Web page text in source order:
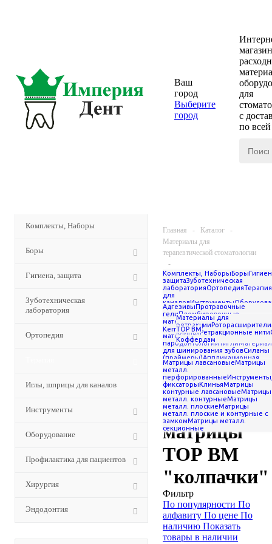
Ваш
город
Выберите
город
магазин
для
с
по
Комплекты, Наборы
Боры
Гигиена, защита
Зуботехническая
лаборатория
Ортопедия
Иглы, шприцы для каналов
Инструменты
Оборудование
Профилактика для пациентов
Хирургия
Эндодонтия
Главная - Каталог
-
Материалы для
терапевтической стоматологии
Комплекты, НаборыБоры
защитаЗуботехническая
лабораторияОртопедияТерапия
для
каналовИнструменты
для пациентовХирургия
-
Системы изоляции рабочего
поля
АдгезивыПротравочные
гелиПломбировочные
материалыНанесение,
замешивание
материалов Материалы для
пародонтологии Тигли
для шинирования зубовСиланы
(праймеры)Аппликационная
анестезияПолировочные и
финирующие материалы и
инструментыПрокладочно-
изолирующие и подкладочные
материалы Профессиональная
профилактикаАртикуляционная
бумага, фольгаГемостатические
препаратыСистемы изоляции
рабочего поля
-
Материалы для
ретракцииРоторасширители
клиньяРетракционные нити
Коффердам
Матрицы ТОР ВМ
KerrТОР ВМ
-
Контурные лавсановые
закрытые матрицы ТОР ВМ
"колпачки"
Матрицы лавсановыеМатрицы
металл.
перфорированные
фиксаторыКлиньяМатрицы
контурные лавсановыеМатрицы
металл. контурныеМатрицы
металл. плоскиеМатрицы
металл. плоские и контурные с
замкомМатрицы металл.
секционные
Контурные
лавсановые
закрытые
матрицы
ТОР ВМ
"колпачки"
Фильтр
По популярности По
алфавиту По цене По
наличию Показать
товары в наличии